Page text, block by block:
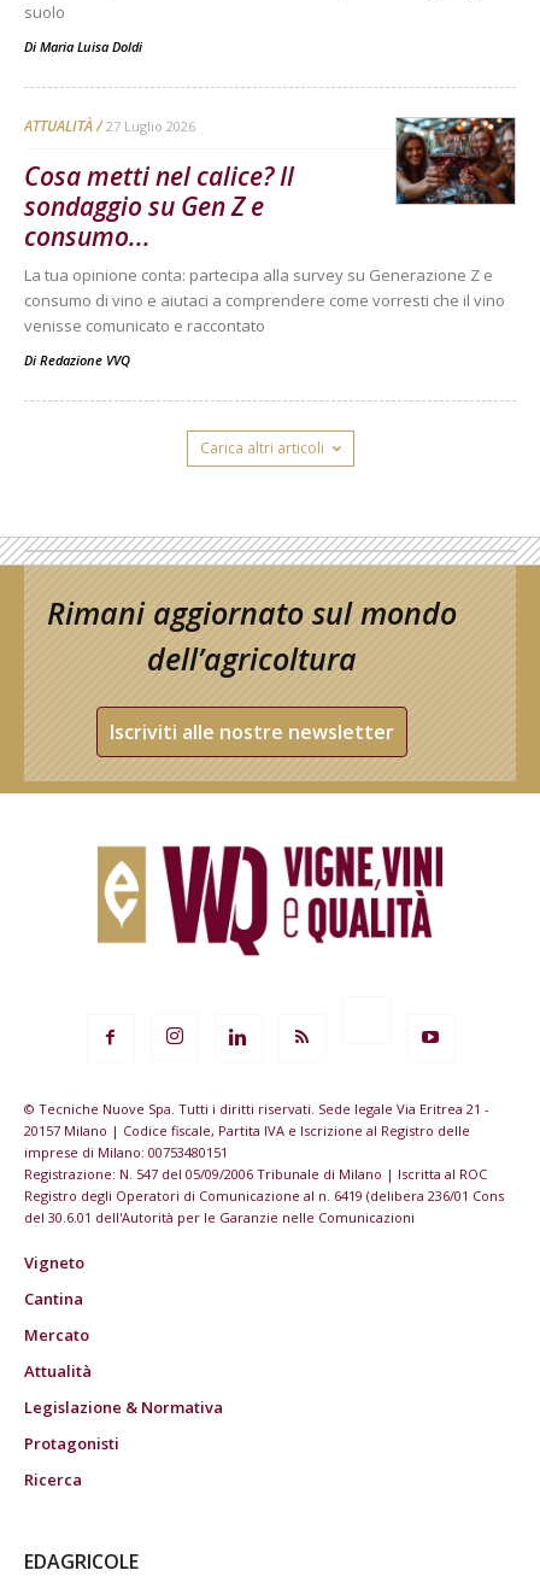
suolo
Di Maria Luisa Doldi
ATTUALITÀ 27 Luglio 2026
Cosa metti nel calice? Il
sondaggio su Gen Z e
consumo...
La tua opinione conta: partecipa alla survey su Generazione Z e
consumo di vino e aiutaci a comprendere come vorresti che il vino
venisse comunicato e raccontato
Di Redazione VVQ
Carica altri articoli
Rimani aggiornato sul mondo
dell’agricoltura
Iscriviti alle nostre newsletter
© Tecniche Nuove Spa. Tutti i diritti riservati. Sede legale Via Eritrea 21 -
20157 Milano | Codice fiscale, Partita IVA e Iscrizione al Registro delle
imprese di Milano: 00753480151
Registrazione: N. 547 del 05/09/2006 Tribunale di Milano | Iscritta al ROC
Registro degli Operatori di Comunicazione al n. 6419 (delibera 236/01 Cons
del 30.6.01 dell'Autorità per le Garanzie nelle Comunicazioni
Vigneto
Cantina
Mercato
Attualità
Legislazione & Normativa
Protagonisti
Ricerca
EDAGRICOLE